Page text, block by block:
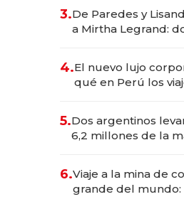
las marcas "fast
3.De Paredes y
a Mirtha Legrand:
4.El nuevo lujo
qué en Perú los
transformadoras
5.Dos argentinos
6,2 millones de la
6.Viaje a la mina de
grande del mundo: